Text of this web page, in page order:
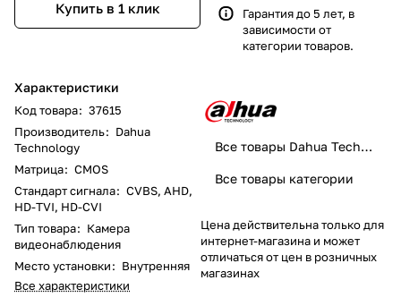
Купить в 1 клик
Характеристики
Код товара: 37615
Производитель: Dahua
Technology
Матрица: CMOS
Стандарт сигнала: CVBS, AHD,
HD-TVI, HD-CVI
Тип товара: Камера
видеонаблюдения
Место установки: Внутренняя
Все характеристики
Гарантия до 5 лет, в
зависимости от
категории товаров.
Все товары Dahua Technology
Все товары категории
Цена действительна только для
интернет-магазина и может
отличаться от цен в розничных
магазинах